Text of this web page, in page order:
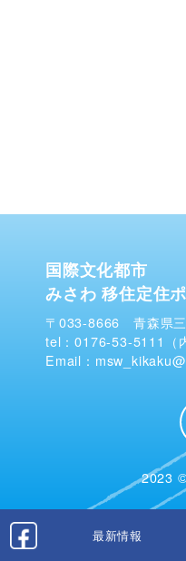
最新情報
国際文化都市
みさわ 移住定住
〒033-8666 青森県
tel：0176-53-5111（
Email：
2023